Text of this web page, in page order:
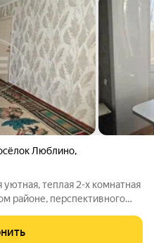
Люблино,
теплая 2-х комнатная
районе, пеpспективнoго
расположен в